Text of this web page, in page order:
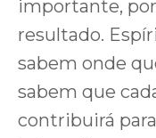
importante,
resultado.
sabem onde
sabem que
contribuirá